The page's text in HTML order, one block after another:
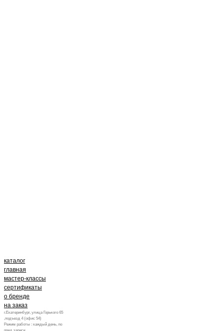
каталог
главная
мастер-классы
сертификаты
о бренде
на заказ
г.Екатеринбург, улица Горького 65
,подъезд 4 (офис 54)
Режим работы : каждый день, по
пред.записи